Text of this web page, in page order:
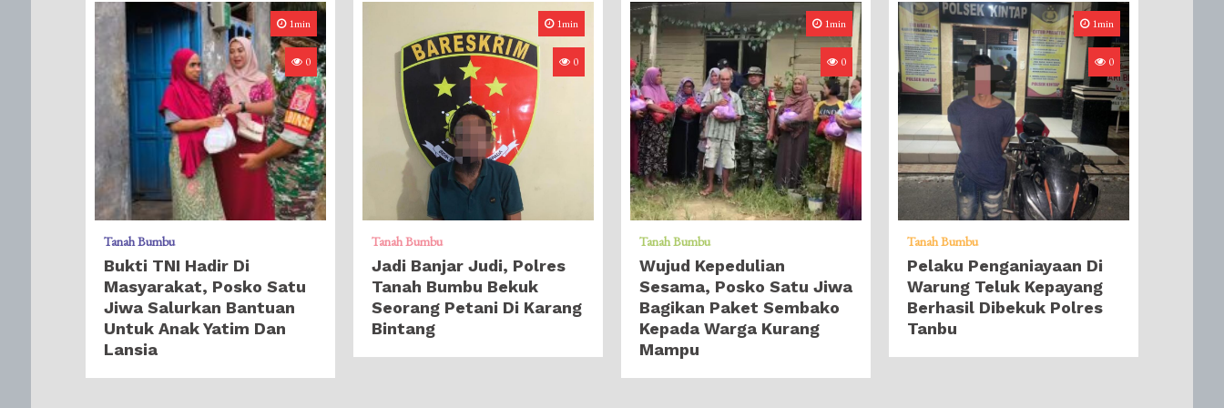
1min
0
Tanah Bumbu
Bukti TNI Hadir Di
Masyarakat, Posko Satu
Jiwa Salurkan Bantuan
Untuk Anak Yatim Dan
Lansia
1min
0
Tanah Bumbu
Jadi Banjar Judi, Polres
Tanah Bumbu Bekuk
Seorang Petani Di Karang
Bintang
1min
0
Tanah Bumbu
Wujud Kepedulian
Sesama, Posko Satu Jiwa
Bagikan Paket Sembako
Kepada Warga Kurang
Mampu
1min
0
Tanah Bumbu
Pelaku Penganiayaan Di
Warung Teluk Kepayang
Berhasil Dibekuk Polres
Tanbu